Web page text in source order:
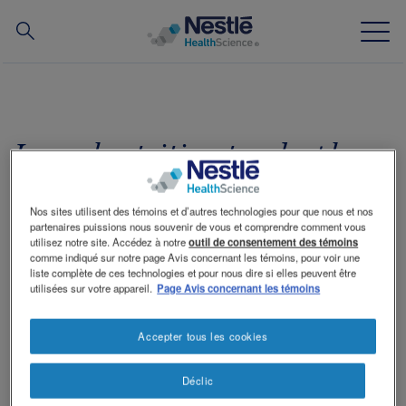
À propos de nous
Nos ressources humaines
La malnutrition touche plus
souvent les personnes âgées
Nos sites utilisent des témoins et d’autres technologies pour que nous et nos
partenaires puissions nous souvenir de vous et comprendre comment vous
utilisez notre site. Accédez à notreoutil de consentement des témoins
comme indiqué sur notre page Avis concernant les témoins, pour voir une
liste complète de ces technologies et pour nous dire si elles peuvent être
utilisées sur votre appareil. Page Avis concernant les témoins
Déclic
Accepter tous les cookies